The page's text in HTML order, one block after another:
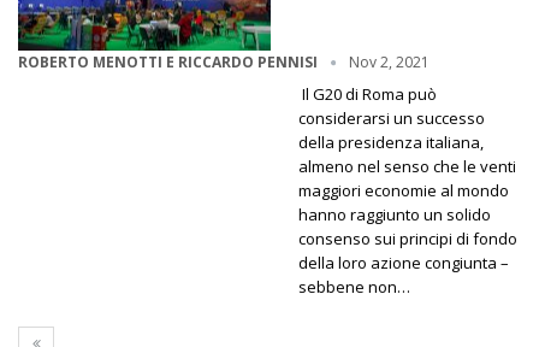
ROBERTO MENOTTI E RICCARDO PENNISI Nov 2, 2021
Il G20 di Roma può
considerarsi un successo
della presidenza italiana,
almeno nel senso che le venti
maggiori economie al mondo
hanno raggiunto un solido
consenso sui principi di fondo
della loro azione congiunta –
sebbene non…